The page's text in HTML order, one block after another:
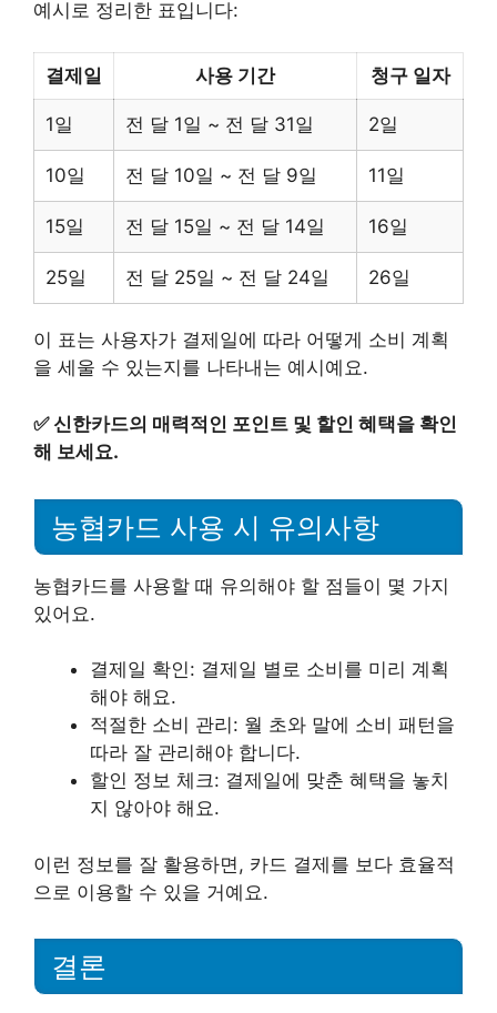
예시로 정리한 표입니다:
결제일 사용 기간 청구 일자
1일 전 달 1일 ~ 전 달 31일 2일
10일 전 달 10일 ~ 전 달 9일 11일
15일 전 달 15일 ~ 전 달 14일 16일
25일 전 달 25일 ~ 전 달 24일 26일
이 표는 사용자가 결제일에 따라 어떻게 소비 계획
을 세울 수 있는지를 나타내는 예시예요.
✅신한카드의 매력적인 포인트 및 할인 혜택을 확인
해 보세요.
농협카드 사용 시 유의사항
농협카드를 사용할 때 유의해야 할 점들이 몇 가지
있어요.
결제일 확인: 결제일 별로 소비를 미리 계획
해야 해요.
적절한 소비 관리: 월 초와 말에 소비 패턴을
따라 잘 관리해야 합니다.
할인 정보 체크: 결제일에 맞춘 혜택을 놓치
지 않아야 해요.
이런 정보를 잘 활용하면, 카드 결제를 보다 효율적
으로 이용할 수 있을 거예요.
결론